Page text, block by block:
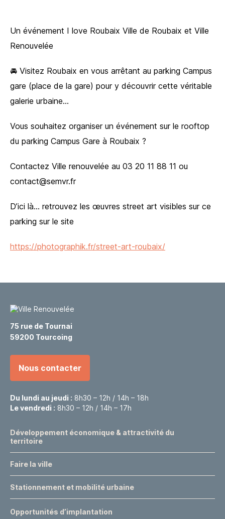
Un événement I love Roubaix Ville de Roubaix et Ville
Renouvelée
🚘 Visitez Roubaix en vous arrêtant au parking Campus
gare (place de la gare) pour y découvrir cette véritable
galerie urbaine…
Vous souhaitez organiser un événement sur le rooftop
du parking Campus Gare à Roubaix ?
Contactez Ville renouvelée au 03 20 11 88 11 ou
contact@semvr.fr
D’ici là… retrouvez les œuvres street art visibles sur ce
parking sur le site
https://photographik.fr/street-art-roubaix/
75 rue de Tournai
59200 Tourcoing
Nous contacter
Du lundi au jeudi : 8h30 – 12h / 14h – 18h
Le vendredi : 8h30 – 12h / 14h – 17h
Développement économique & attractivité du
territoire
Faire la ville
Stationnement et mobilité urbaine
Opportunités d’implantation